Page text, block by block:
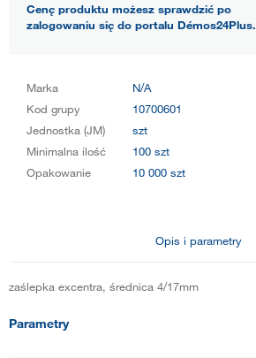
Cenę produktu możesz sprawdzić po
zalogowaniu się do portalu Démos24Plus.
Marka
N/A
Kod grupy
10700601
Jednostka (JM)
szt
Minimalna ilość
100 szt
Opakowanie
10 000 szt
Opis i parametry
zaślepka excentra, średnica 4/17mm
Parametry